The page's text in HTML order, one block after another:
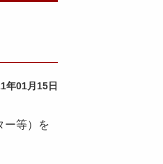
年01月15日
ー等）を